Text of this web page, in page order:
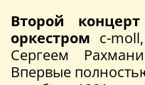
Второй
оркестром c-
Сергеем
Впервые